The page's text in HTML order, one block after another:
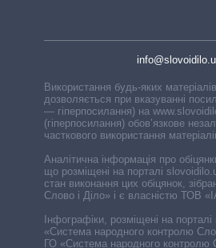
Використання будь-яких
дозволяється при вказуванні
— гіперпосилання) на
(гіперпосилання) обов’язкове
часткового використання
Аналітична інформація про обіцянки
що розміщені на порталі
стан виконання цих обіцянок,
Слово і Діло» і є власністю ТОВ
Інфографіки, розміщені на
«Система народного контролю
ГО «Система народного контролю